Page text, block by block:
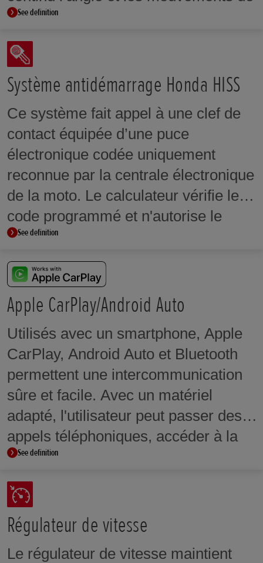
la moto sur ses axes de lacet, de
roulis et de tangage. Ces
informations servent ensuite à
contrôler la pression de freinage afin
d'assurer une décélération optimale
dans les virages et de limiter les
mouvements parasites de la moto.
See definition
Système antidémarrage Honda HISS
Ce système fait appel à une clef de
contact équipée d’une puce
électronique codée uniquement
reconnue par la centrale électronique
de la moto. Le calculateur vérifie le
code programmé et n'autorise le
démarrage du moteur que si les
numéros correspondent. Même une
clé copiée ne peut permettre le
démarrage si le code transmis ne
correspond pas.
See definition
Apple CarPlay/Android Auto
Utilisés avec un smartphone, Apple
CarPlay, Android Auto et Bluetooth
permettent une intercommunication
sûre et facile. Avec un matériel
adapté, l'utilisateur peut passer des
appels téléphoniques, accéder à la
musique, à la navigation ou à la
messagerie. Il est également
possible de contrôler le système par
commande vocale.
See definition
Régulateur de vitesse
Le régulateur de vitesse maintient